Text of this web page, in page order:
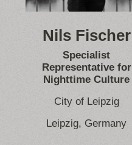
Nils Fischer
Specialist
Representative for
Nighttime Culture
City of Leipzig
Leipzig, Germany